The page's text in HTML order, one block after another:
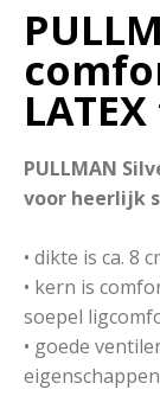
PULLMAN
voor heerlijk
• dikte is ca. 8
• kern is
soepel
• goede